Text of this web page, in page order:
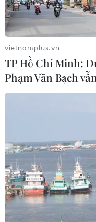
Quốc dự kiến sẽ
quý 3
02/08/2026 23:06
CƠ QUAN CHỦ QUẢN: THÔNG
Tổng Biên tập: TRẦN
Phó Tổng Biên tập:
THỦY
vietnamplus.vn
TP Hồ Chí Minh:
Phạm Văn Bạch